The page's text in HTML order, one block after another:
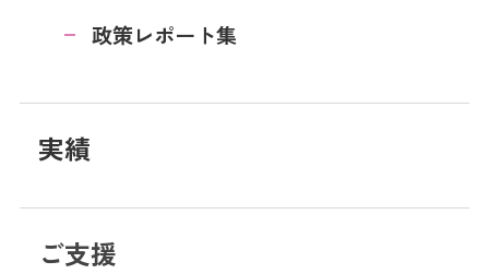
政策レポート集
実績
ご支援